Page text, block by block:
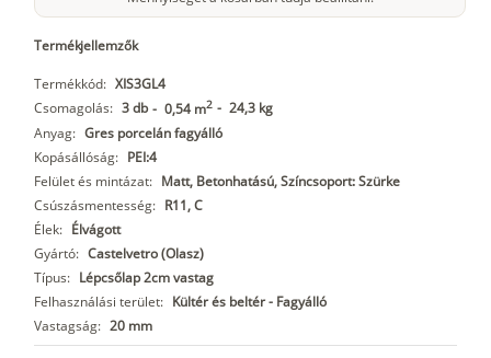
Termékjellemzők
Termékkód: XIS3GL4
Csomagolás: 3 db - 0,54 m2 - 24,3 kg
Anyag: Gres porcelán fagyálló
Kopásállóság: PEI:4
Felület és mintázat: Matt, Betonhatású, Színcsoport: Szürke
Csúszásmentesség: R11, C
Élek: Élvágott
Gyártó: Castelvetro (Olasz)
Típus: Lépcsőlap 2cm vastag
Felhasználási terület: Kültér és beltér - Fagyálló
Vastagság: 20 mm